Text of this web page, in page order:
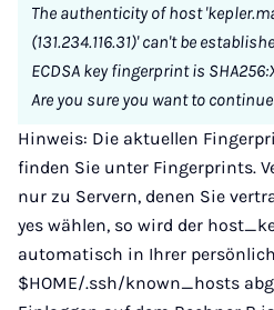
The authenticity of host
(131.234.116.31)' can't be
ECDSA key fingerprint is
Are you sure you want to
Hinweis: Die aktuellen
finden Sie unter Fingerprints.
nur zu Servern, denen Sie
yes wählen, so wird der
automatisch in Ihrer
$HOME/.ssh/known_hosts